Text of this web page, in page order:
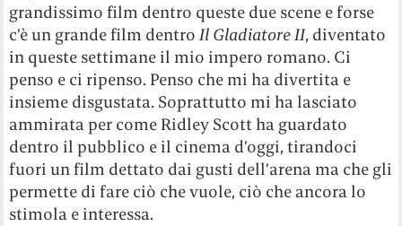
grandissimo film dentro queste due scene e forse
c’è un grande film dentroIl Gladiatore II, diventato
in queste settimane il mio impero romano. Ci
penso e ci ripenso. Penso che mi ha divertita e
insieme disgustata. Soprattutto mi ha lasciato
ammirata per come Ridley Scott ha guardato
dentro il pubblico e il cinema d’oggi, tirandoci
fuori un film dettato dai gusti dell’arena ma che gli
permette di fare ciò che vuole, ciò che ancora lo
stimola e interessa.